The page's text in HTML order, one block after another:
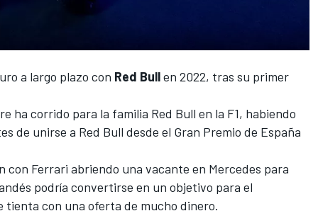
a largo plazo con Red Bullen 2022, tras su primer
ha corrido para la familia Red Bull en la F1, habiendo
de unirse a Red Bull desde el Gran Premio de España
con Ferrari abriendo una vacante en Mercedes para
podría convertirse en un objetivo para el
con una oferta de mucho dinero.